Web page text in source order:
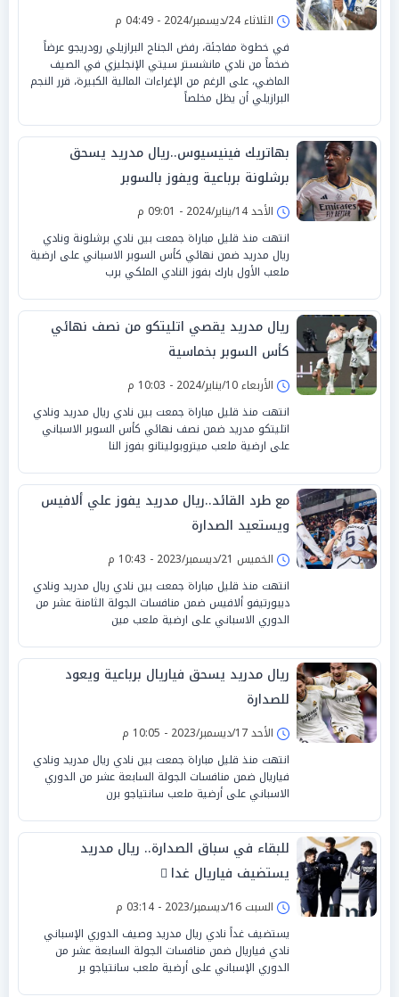
الثلاثاء 24/ديسمبر/2024 - 04:49 م
في خطوة مفاجئة، رفض الجناح البرازيلي رودريجو عرضاً
ضخماً من نادي مانشستر سيتي الإنجليزي في الصيف
الماضي، على الرغم من الإغراءات المالية الكبيرة، قرر النجم
البرازيلي أن يظل مخلصاً
بهاتريك فينيسيوس..ريال مدريد يسحق
برشلونة برباعية ويفوز بالسوبر
الأحد 14/يناير/2024 - 09:01 م
انتهت منذ قليل مباراة جمعت بين نادي برشلونة ونادي
ريال مدريد ضمن نهائي كأس السوبر الاسباني على ارضية
ملعب الأول بارك بفوز النادي الملكي برب
ريال مدريد يقصي اتليتكو من نصف نهائي
كأس السوبر بخماسية
الأربعاء 10/يناير/2024 - 10:03 م
انتهت منذ قليل مباراة جمعت بين نادي ريال مدريد ونادي
اتليتكو مدريد ضمن نصف نهائي كأس السوبر الاسباني
على ارضية ملعب ميتروبوليتانو بفوز النا
مع طرد القائد..ريال مدريد يفوز علي ألافيس
ويستعيد الصدارة
الخميس 21/ديسمبر/2023 - 10:43 م
انتهت منذ قليل مباراة جمعت بين نادي ريال مدريد ونادي
ديبورتيفو ألافيس ضمن منافسات الجولة الثامنة عشر من
الدوري الاسباني على ارضية ملعب مين
ريال مدريد يسحق فياريال برباعية ويعود
للصدارة
الأحد 17/ديسمبر/2023 - 10:05 م
انتهت منذ قليل مباراة جمعت بين نادي ريال مدريد ونادي
فياريال ضمن منافسات الجولة السابعة عشر من الدوري
الاسباني على أرضية ملعب سانتياجو برن
للبقاء في سباق الصدارة.. ريال مدريد
يستضيف فياريال غدا ً
السبت 16/ديسمبر/2023 - 03:14 م
يستضيف غداً نادي ريال مدريد وصيف الدوري الإسباني
نادي فياريال ضمن منافسات الجولة السابعة عشر من
الدوري الإسباني على أرضية ملعب سانتياجو بر